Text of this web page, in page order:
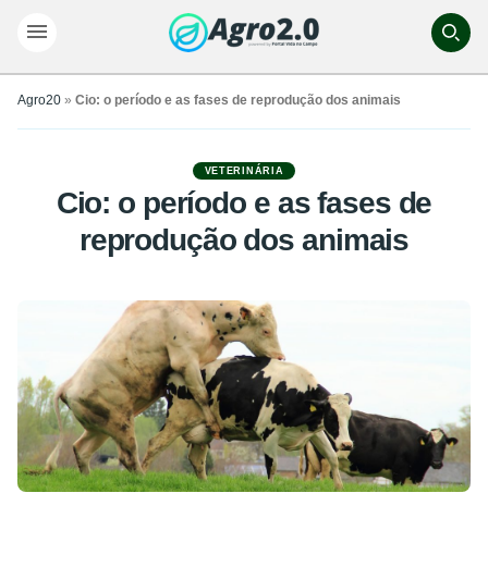
Agro20 » Cio: o período e as fases de reprodução dos animais
VETERINÁRIA
Cio: o período e as fases de
reprodução dos animais